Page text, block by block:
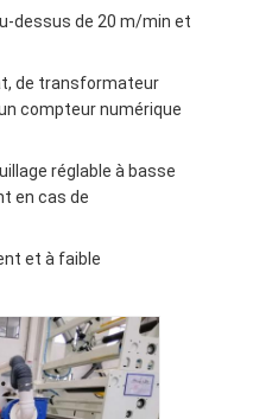
de stratification
fonte
dessus de 20 m/min et
de transformateur
compteur numérique
réglable à basse
en cas de
et à faible